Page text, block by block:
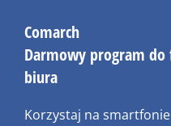
Comarch
Darmowy program
biura
Korzystaj na smartfonie